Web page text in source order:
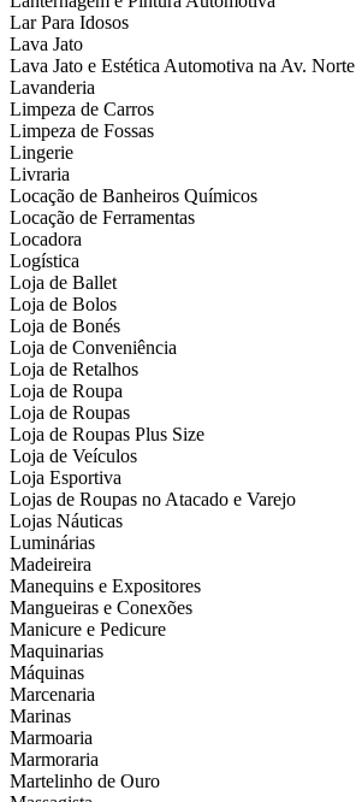
Lar Para Idosos
Lava Jato
Lava Jato e Estética Automotiva na Av. Norte
Lavanderia
Limpeza de Carros
Limpeza de Fossas
Lingerie
Livraria
Locação de Banheiros Químicos
Locação de Ferramentas
Locadora
Logística
Loja de Ballet
Loja de Bolos
Loja de Bonés
Loja de Conveniência
Loja de Retalhos
Loja de Roupa
Loja de Roupas
Loja de Roupas Plus Size
Loja de Veículos
Loja Esportiva
Lojas de Roupas no Atacado e Varejo
Lojas Náuticas
Luminárias
Madeireira
Manequins e Expositores
Mangueiras e Conexões
Manicure e Pedicure
Maquinarias
Máquinas
Marcenaria
Marinas
Marmoaria
Marmoraria
Martelinho de Ouro